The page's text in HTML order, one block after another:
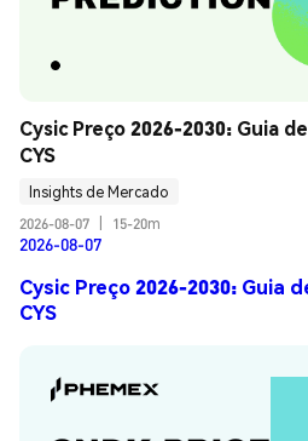
Cysic Preço 2026-2030: Guia
CYS
Insights de Mercado
2026-08-07
15-20m
2026-08-07
Cysic Preço 2026-2030: Guia
CYS